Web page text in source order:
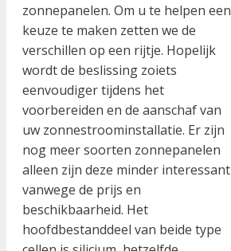
zonnepanelen. Om u te helpen een
keuze te maken zetten we de
verschillen op een rijtje. Hopelijk
wordt de beslissing zoiets
eenvoudiger tijdens het
voorbereiden en de aanschaf van
uw zonnestroominstallatie. Er zijn
nog meer soorten zonnepanelen
alleen zijn deze minder interessant
vanwege de prijs en
beschikbaarheid. Het
hoofdbestanddeel van beide type